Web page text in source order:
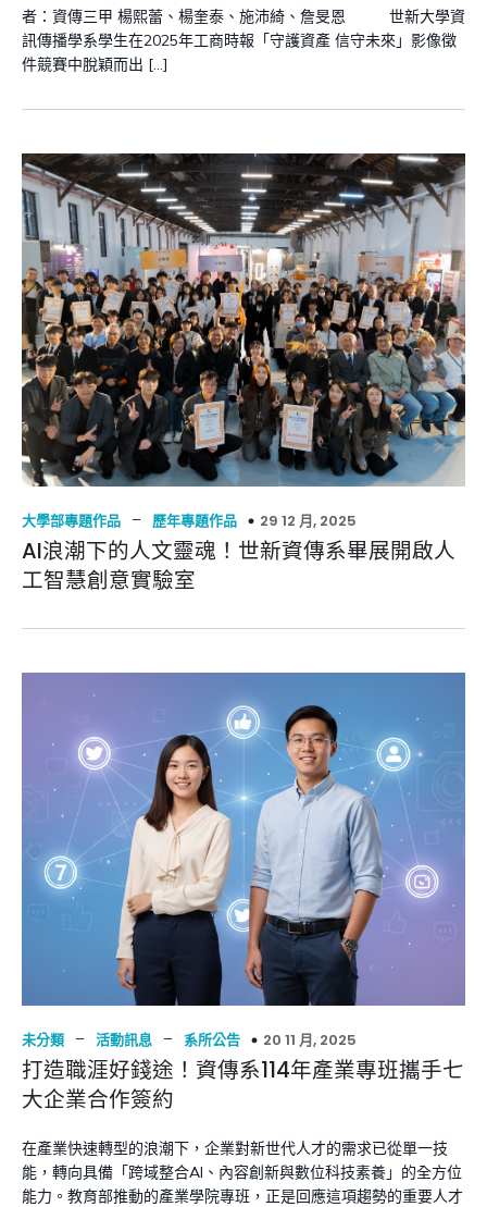
者：資傳三甲 楊熙蕾、楊奎泰、施沛綺、詹旻恩 世新大學資
訊傳播學系學生在2025年工商時報「守護資產 信守未來」影像徵
件競賽中脫穎而出 […]
大學部專題作品 – 歷年專題作品 29 12 月, 2025
AI浪潮下的人文靈魂！世新資傳系畢展開啟人
工智慧創意實驗室
未分類 – 活動訊息 – 系所公告 20 11 月, 2025
打造職涯好錢途！資傳系114年產業專班攜手七
大企業合作簽約
在產業快速轉型的浪潮下，企業對新世代人才的需求已從單一技
能，轉向具備「跨域整合AI、內容創新與數位科技素養」的全方位
能力。教育部推動的產業學院專班，正是回應這項趨勢的重要人才